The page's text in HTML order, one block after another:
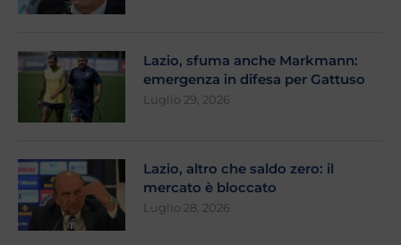
Lazio, sfuma anche Markmann:
emergenza in difesa per Gattuso
Luglio 29, 2026
Lazio, altro che saldo zero: il
mercato è bloccato
Luglio 28, 2026